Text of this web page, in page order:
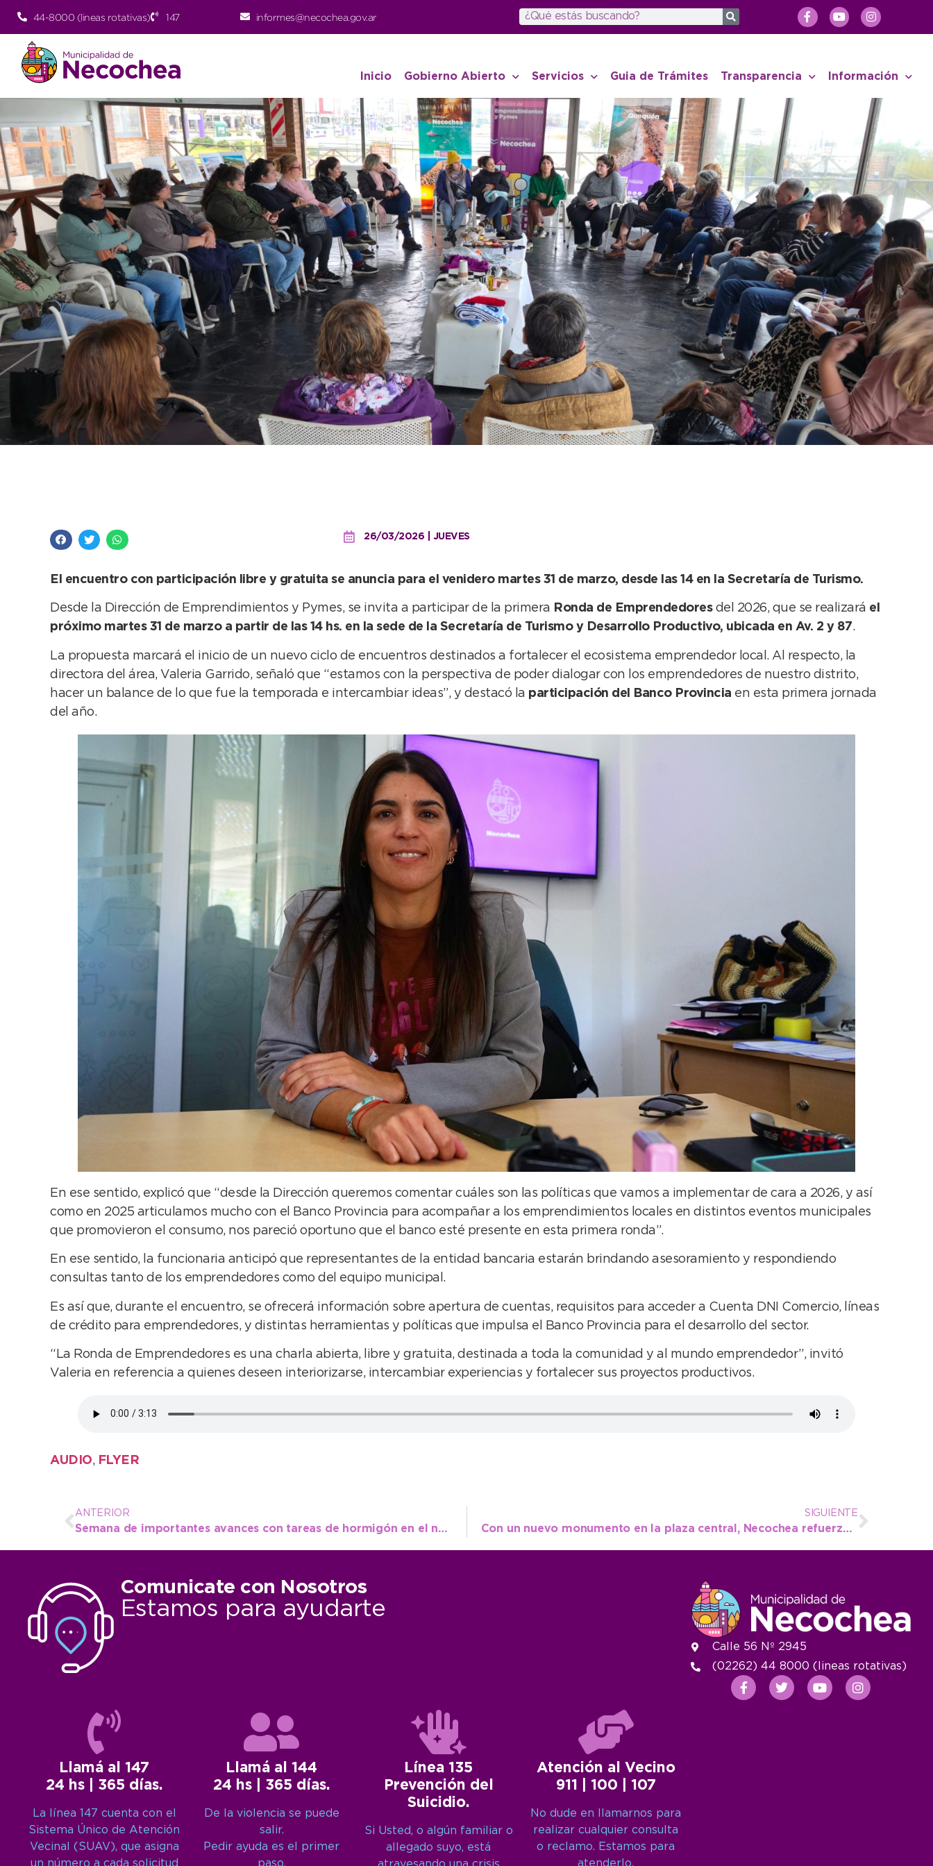
44-8000 (lineas rotativas) 147 informes@necochea.gov.ar
Inicio Gobierno Abierto Servicios Guia de Trámites Transparencia Información
26/03/2026 | JUEVES
El encuentro con participación libre y gratuita se anuncia para el venidero martes 31 de marzo, desde las 14 en la Secretaría de Turismo.
Desde la Dirección de Emprendimientos y Pymes, se invita a participar de la primera Ronda de Emprendedoresdel 2026, que se realizará el
próximo martes 31 de marzo a partir de las 14 hs. en la sede de la Secretaría de Turismo y Desarrollo Productivo, ubicada en Av. 2 y 87.
La propuesta marcará el inicio de un nuevo ciclo de encuentros destinados a fortalecer el ecosistema emprendedor local. Al respecto, la
directora del área, Valeria Garrido, señaló que “estamos con la perspectiva de poder dialogar con los emprendedores de nuestro distrito,
hacer un balance de lo que fue la temporada e intercambiar ideas”, y destacó la participación del Banco Provincia en esta primera jornada
del año.
En ese sentido, explicó que “desde la Dirección queremos comentar cuáles son las políticas que vamos a implementar de cara a 2026, y así
como en 2025 articulamos mucho con el Banco Provincia para acompañar a los emprendimientos locales en distintos eventos municipales
que promovieron el consumo, nos pareció oportuno que el banco esté presente en esta primera ronda”.
En ese sentido, la funcionaria anticipó que representantes de la entidad bancaria estarán brindando asesoramiento y respondiendo
consultas tanto de los emprendedores como del equipo municipal.
Es así que, durante el encuentro, se ofrecerá información sobre apertura de cuentas, requisitos para acceder a Cuenta DNI Comercio, líneas
de crédito para emprendedores, y distintas herramientas y políticas que impulsa el Banco Provincia para el desarrollo del sector.
“La Ronda de Emprendedores es una charla abierta, libre y gratuita, destinada a toda la comunidad y al mundo emprendedor”, invitó
Valeria en referencia a quienes deseen interiorizarse, intercambiar experiencias y fortalecer sus proyectos productivos.
AUDIO, FLYER
ANTERIOR
Semana de importantes avances con tareas de hormigón en el núcleo urbano
SIGUIENTE
Con un nuevo monumento en la plaza central, Necochea refuerza su homenaje permanente a la causa Malvinas
Comunicate con Nosotros
Estamos para ayudarte
Llamá al 147
24 hs | 365 días.
La línea 147 cuenta con el
Sistema Único de Atención
Vecinal (SUAV), que asigna
un número a cada solicitud
Llamá al 144
24 hs | 365 días.
De la violencia se puede
salir.
Pedir ayuda es el primer
paso.
Línea 135
Prevención del
Suicidio.
Si Usted, o algún familiar o
allegado suyo, está
Atención al Vecino
911 | 100 | 107
No dude en llamarnos para
realizar cualquier consulta
o reclamo. Estamos para
atenderlo.
Calle 56 Nº 2945
(02262) 44 8000 (lineas rotativas)